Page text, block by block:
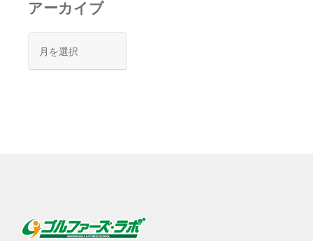
アーカイブ
カ